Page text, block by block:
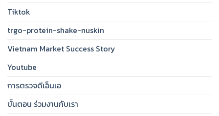
Tiktok
trgo-protein-shake-nuskin
Vietnam Market Success Story
Youtube
การตรวจดีเอ็นเอ
ขั้นตอน ร่วมงานกับเรา